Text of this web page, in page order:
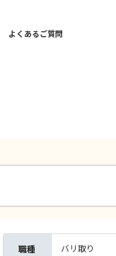
よくあるご質問
職種 バリ取り